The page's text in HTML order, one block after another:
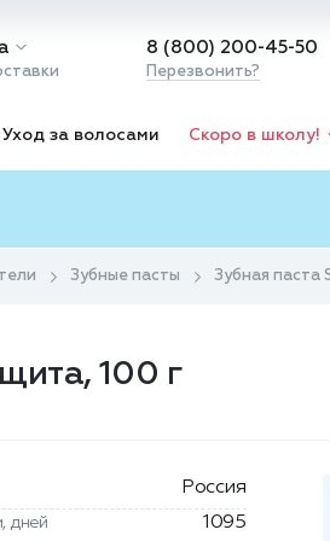
8 (800) 200-45-50
Перезвонить?
Уход за волосами Скоро в школу!
Зубные пасты Зубная паста
100 г
Россия
дней 1095